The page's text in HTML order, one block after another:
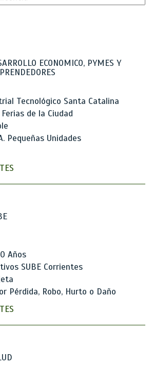
ECONOMICO, PYMES Y
Tecnológico Santa Catalina
de la Ciudad
Pequeñas Unidades
Años
SUBE Corrientes
Pérdida, Robo, Hurto o Daño